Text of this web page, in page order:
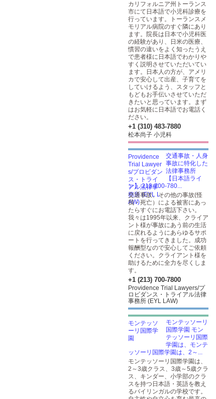
カリフォルニア州トーランス
市にて日本語で小児科診療を
行っています。トーランスメ
モリアル病院のすぐ隣にあり
ます。院長は日本で小児科医
の経験があり、日米の医療、
慣習の違いをよく知ったうえ
で患者様に日本語でわかりや
すく説明させていただいてい
ます。日本人の方が、アメリ
カで安心して出産、子育てを
していけるよう、スタッフと
もどもお手伝いさせていただ
きたいと思っています。まず
はお気軽に日本語でお電話く
ださい。
+1 (310) 483-7880
松本尚子 小児科
交通事故・人身
事故に特化した
法律事務所
【日本語ライ
ン】 213-700-780...
交通事故、その他の事故(怪
我・死亡）による被害にあっ
たらすぐにお電話下さい。
我々は1995年以来、クライア
ント様が事故にあう前の生活
に戻れるようにあらゆるサポ
ートを行ってきました。成功
報酬型なので安心してご依頼
ください。クライアント様を
助けるために全力を尽くしま
す。
+1 (213) 700-7800
Providence Trial Lawyers/プ
ロビダンス・トライアル法律
事務所 (EYL LAW)
モンテッソーリ
国際学園 モン
テッソーリ国際
学園は、モンテ
ッソーリ国際学園は、2～...
モンテッソーリ国際学園は、
2～3歳クラス、3歳～5歳クラ
ス、キンダー、小学部のクラ
スを持つ日本語・英語を教え
るバイリンガルの学校です。